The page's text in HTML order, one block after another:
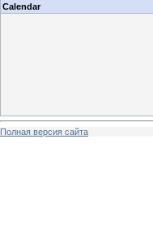
Calendar
Полная версия сайта